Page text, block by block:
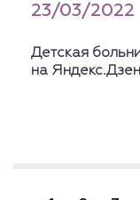
23/03/2022
Детская
на